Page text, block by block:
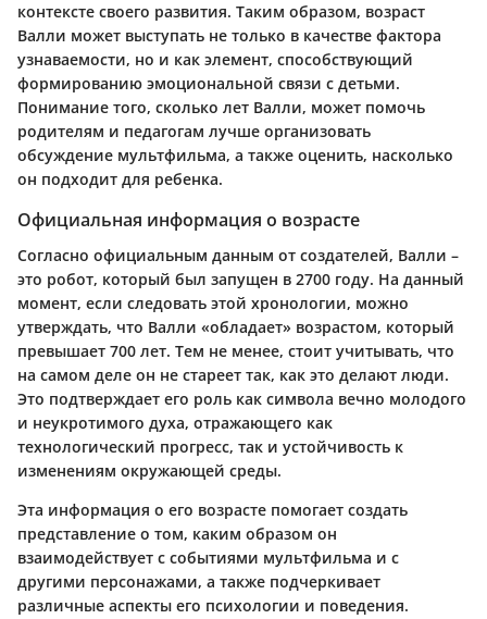
контексте своего развития. Таким образом, возраст
Валли может выступать не только в качестве фактора
узнаваемости, но и как элемент, способствующий
формированию эмоциональной связи с детьми.
Понимание того, сколько лет Валли, может помочь
родителям и педагогам лучше организовать
обсуждение мультфильма, а также оценить, насколько
он подходит для ребенка.
Официальная информация о возрасте
Согласно официальным данным от создателей, Валли –
это робот, который был запущен в 2700 году. На данный
момент, если следовать этой хронологии, можно
утверждать, что Валли «обладает» возрастом, который
превышает 700 лет. Тем не менее, стоит учитывать, что
на самом деле он не стареет так, как это делают люди.
Это подтверждает его роль как символа вечно молодого
и неукротимого духа, отражающего как
технологический прогресс, так и устойчивость к
изменениям окружающей среды.
Эта информация о его возрасте помогает создать
представление о том, каким образом он
взаимодействует с событиями мультфильма и с
другими персонажами, а также подчеркивает
различные аспекты его психологии и поведения.